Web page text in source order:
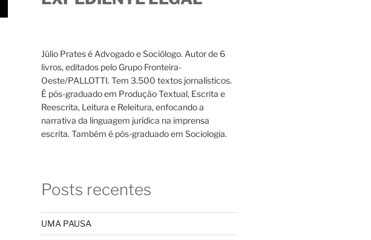
Júlio Prates é Advogado e Sociólogo. Autor de 6
livros, editados pelo Grupo Fronteira-
Oeste/PALLOTTI. Tem 3.500 textos jornalísticos.
É pós-graduado em Produção Textual, Escrita e
Reescrita, Leitura e Releitura, enfocando a
narrativa da linguagem jurídica na imprensa
escrita. Também é pós-graduado em Sociologia.
Posts recentes
UMA PAUSA